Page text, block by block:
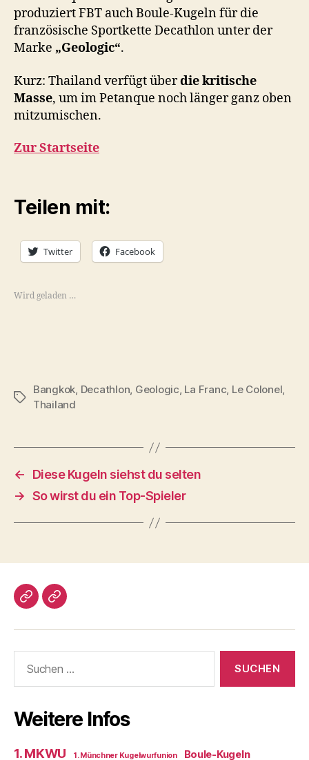
produziert FBT auch Boule-Kugeln für die
französische Sportkette Decathlon unter der
Marke „Geologic“.
Kurz: Thailand verfügt überdie kritische
Masse, um im Petanque noch länger ganz oben
mitzumischen.
Zur Startseite
Teilen mit:
Twitter Facebook
Wird geladen …
Schlagwörter
Bangkok, Decathlon, Geologic, La Franc, Le Colonel,
Thailand
←
Diese Kugeln siehst du selten
→ So wirst du ein Top-Spieler
Impressum/DatSchutz
Beliebte
nach:
Weitere Infos
1. MKWU 1. Münchner Kugelwurfunion Boule-Kugeln